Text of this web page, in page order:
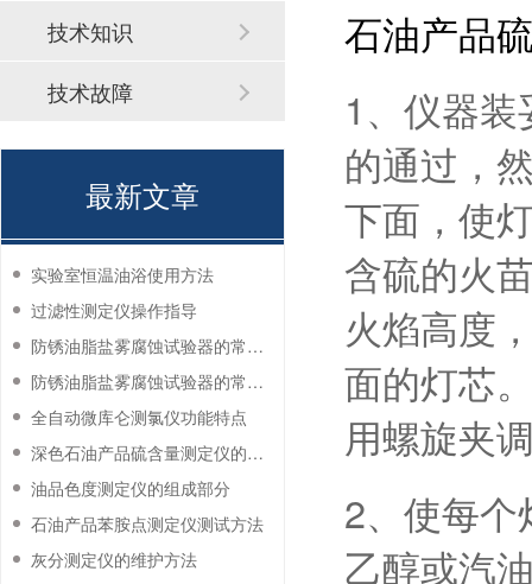
石油产品
1、仪器
的通过，
下面，使
含硫的火
火焰高度
面的灯芯
用螺旋夹
2、使每
乙醇或汽
技术知识
技术故障
最新文章
实验室恒温油浴使用方法
过滤性测定仪操作指导
防锈油脂盐雾腐蚀试验器的常见故障与解决方法
防锈油脂盐雾腐蚀试验器的常见故障与解决方法
全自动微库仑测氯仪功能特点
深色石油产品硫含量测定仪的工作环境要求
油品色度测定仪的组成部分
石油产品苯胺点测定仪测试方法
灰分测定仪的维护方法